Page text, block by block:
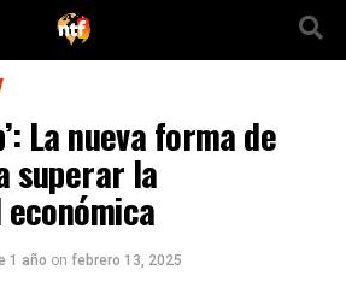
La nueva forma de
superar la
1 año on febrero 13, 2025